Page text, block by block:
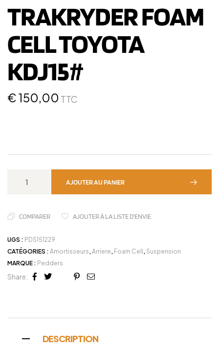
TRAKRYDER FOAM
CELL TOYOTA
KDJ15#
€ 150,00 TTC
AJOUTER AU PANIER
COMPARER AJOUTER À LA LISTE D'ENVIE
UGS : PDS151229
CATÉGORIES : Amortisseurs,Arriere, Foam Cell , Suspension
MARQUE : Pedders
Share:
Facebook
TwitterLinkedin
Google+
Pinterest
Email
DESCRIPTION